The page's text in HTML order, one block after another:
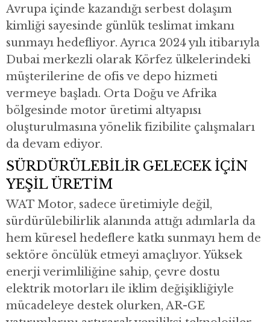
Avrupa içinde kazandığı serbest dolaşım
kimliği sayesinde günlük teslimat imkanı
sunmayı hedefliyor. Ayrıca 2024 yılı itibarıyla
Dubai merkezli olarak Körfez ülkelerindeki
müşterilerine de ofis ve depo hizmeti
vermeye başladı. Orta Doğu ve Afrika
bölgesinde motor üretimi altyapısı
oluşturulmasına yönelik fizibilite çalışmaları
da devam ediyor.
SÜRDÜRÜLEBİLİR GELECEK İÇİN
YEŞİL ÜRETİM
WAT Motor, sadece üretimiyle değil,
sürdürülebilirlik alanında attığı adımlarla da
hem küresel hedeflere katkı sunmayı hem de
sektöre öncülük etmeyi amaçlıyor. Yüksek
enerji verimliliğine sahip, çevre dostu
elektrik motorları ile iklim değişikliğiyle
mücadeleye destek olurken, AR-GE